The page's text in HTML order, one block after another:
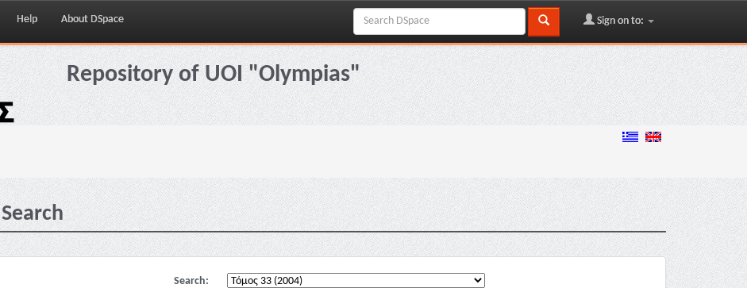
Help About DSpace Sign on to:
Repository of UOI "Olympias"
Search
Search: